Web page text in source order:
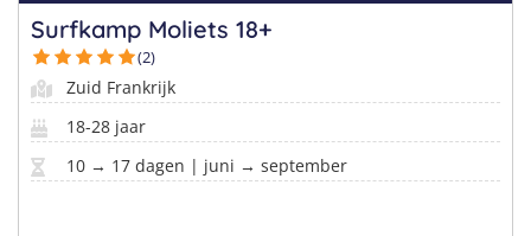
Surfkamp Moliets 18+
(2)
Zuid Frankrijk
18-28 jaar
10 → 17 dagen | juni → september